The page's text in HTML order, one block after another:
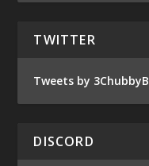
TWITTER
Tweets by 3ChubbyB
DISCORD